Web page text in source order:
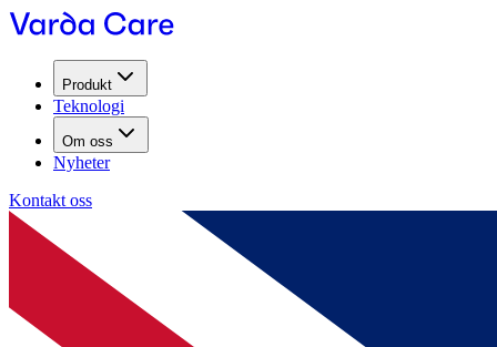
Produkt
Teknologi
Om oss
Nyheter
Kontakt oss